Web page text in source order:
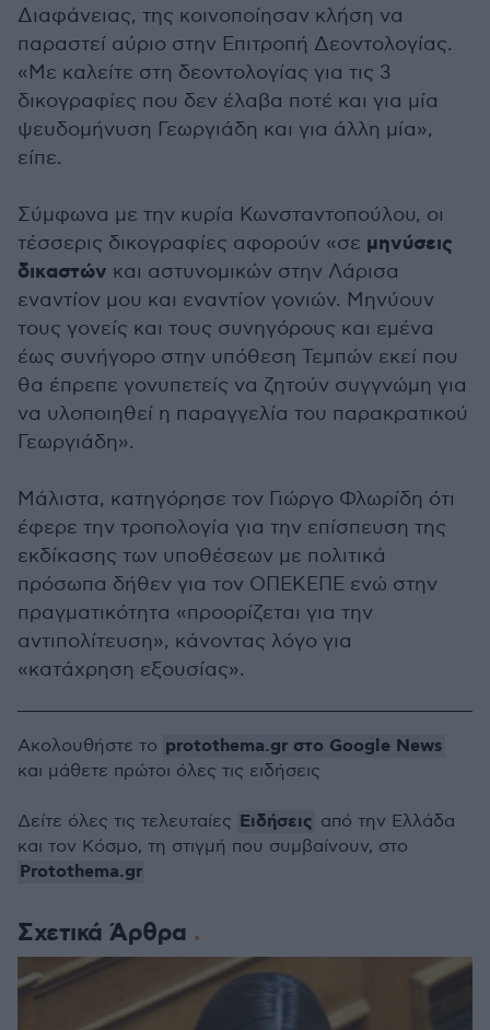
Διαφάνειας, της κοινοποίησαν κλήση να
παραστεί αύριο στην Επιτροπή Δεοντολογίας.
«Με καλείτε στη δεοντολογίας για τις 3
δικογραφίες που δεν έλαβα ποτέ και για μία
ψευδομήνυση Γεωργιάδη και για άλλη μία»,
είπε.
Σύμφωνα με την κυρία Κωνσταντοπούλου, οι
τέσσερις δικογραφίες αφορούν «σε μηνύσεις
δικαστών και αστυνομικών στην Λάρισα
εναντίον μου και εναντίον γονιών. Μηνύουν
τους γονείς και τους συνηγόρους και εμένα
έως συνήγορο στην υπόθεση Τεμπών εκεί που
θα έπρεπε γονυπετείς να ζητούν συγγνώμη για
να υλοποιηθεί η παραγγελία του παρακρατικού
Γεωργιάδη».
Μάλιστα, κατηγόρησε τον Γιώργο Φλωρίδη ότι
έφερε την τροπολογία για την επίσπευση της
εκδίκασης των υποθέσεων με πολιτικά
πρόσωπα δήθεν για τον ΟΠΕΚΕΠΕ ενώ στην
πραγματικότητα «προορίζεται για την
αντιπολίτευση», κάνοντας λόγο για
«κατάχρηση εξουσίας».
Σχετικά Άρθρα
Ακολουθήστε το protothema.gr στο Google News
και μάθετε πρώτοι όλες τις ειδήσεις
Δείτε όλες τις τελευταίες Ειδήσεις από την Ελλάδα
και τον Κόσμο, τη στιγμή που συμβαίνουν, στο
Protothema.gr